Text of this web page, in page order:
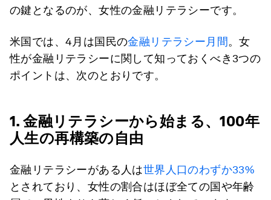
の鍵となるのが、女性の金融リテラシーです。
米国では、4月は国民の金融リテラシー月間。女
性が金融リテラシーに関して知っておくべき3つの
ポイントは、次のとおりです。
1. 金融リテラシーから始まる、100年
人生の再構築の自由
金融リテラシーがある人は世界人口のわずか33%
とされており、女性の割合はほぼ全ての国や年齢